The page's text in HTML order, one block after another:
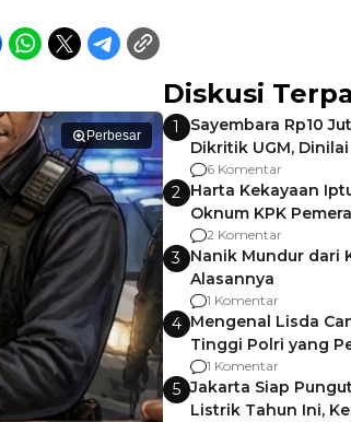
Perbesar
Diskusi
1
Sayembara Rp10
Dikritik UGM,
Gagalnya Negara
6 Komentar
2 Harta Kekayaan
Oknum KPK
Pemalang
2 Komentar
3 Nanik Mundur dari
Alasannya
1 Komentar
4 Mengenal Lisda
Tinggi Polri yang
Usai Jadi Brigjen
1 Komentar
5 Jakarta Siap
Listrik Tahun Ini,